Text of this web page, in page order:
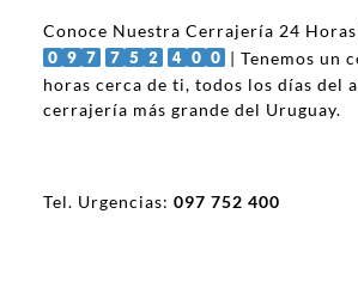
Conoce Nuestra Cerrajería 24
| Tenemos un
horas cerca de ti, todos los días del
cerrajería más grande del Uruguay.
Tel. Urgencias: 097 752 400